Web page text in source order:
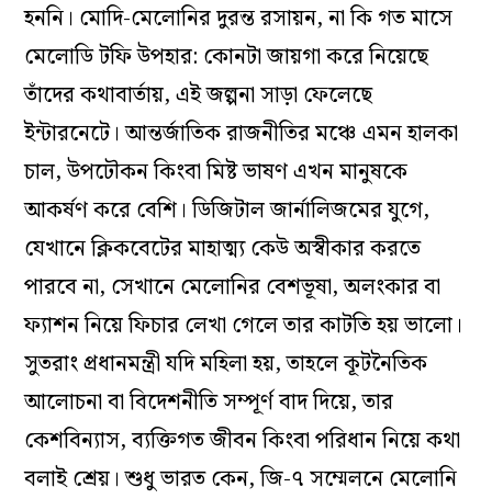
হননি। মোদি-মেলোনির দুরন্ত রসায়ন, না কি গত মাসে
মেলোডি টফি উপহার: কোনটা জায়গা করে নিয়েছে
তাঁদের কথাবার্তায়, এই জল্পনা সাড়া ফেলেছে
ইন্টারনেটে। আন্তর্জাতিক রাজনীতির মঞ্চে এমন হালকা
চাল, উপঢৌকন কিংবা মিষ্ট ভাষণ এখন মানুষকে
আকর্ষণ করে বেশি। ডিজিটাল জার্নালিজমের যুগে,
যেখানে ক্লিকবেটের মাহাত্ম্য কেউ অস্বীকার করতে
পারবে না, সেখানে মেলোনির বেশভূষা, অলংকার বা
ফ্যাশন নিয়ে ফিচার লেখা গেলে তার কাটতি হয় ভালো।
সুতরাং প্রধানমন্ত্রী যদি মহিলা হয়, তাহলে কূটনৈতিক
আলোচনা বা বিদেশনীতি সম্পূর্ণ বাদ দিয়ে, তার
কেশবিন্যাস, ব্যক্তিগত জীবন কিংবা পরিধান নিয়ে কথা
বলাই শ্রেয়। শুধু ভারত কেন, জি-৭ সম্মেলনে মেলোনি